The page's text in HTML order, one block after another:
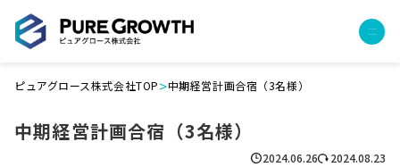
経営コンサルティング
PGハウス（住宅フランチャイズ）
ピュアグロース株式会社TOP>中期経営計画合宿（3名様）
中期経営計画合宿（3名様）
2024.06.26 2024.08.23